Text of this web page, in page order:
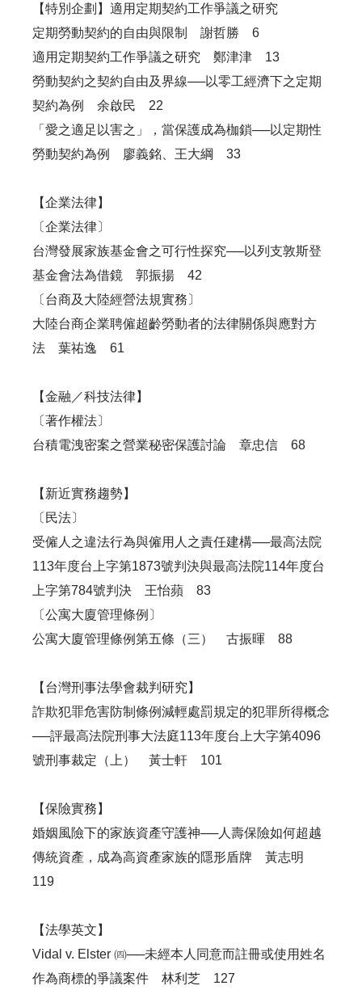
【特別企劃】適用定期契約工作爭議之研究
定期勞動契約的自由與限制 謝哲勝 6
適用定期契約工作爭議之研究 鄭津津 13
勞動契約之契約自由及界線──以零工經濟下之定期
契約為例 余啟民 22
「愛之適足以害之」，當保護成為枷鎖──以定期性
勞動契約為例 廖義銘、王大綱 33
【企業法律】
〔企業法律〕
台灣發展家族基金會之可行性探究──以列支敦斯登
基金會法為借鏡 郭振揚 42
〔台商及大陸經營法規實務〕
大陸台商企業聘僱超齡勞動者的法律關係與應對方
法 葉祐逸 61
【金融／科技法律】
〔著作權法〕
台積電洩密案之營業秘密保護討論 章忠信 68
【新近實務趨勢】
〔民法〕
受僱人之違法行為與僱用人之責任建構──最高法院
113年度台上字第1873號判決與最高法院114年度台
上字第784號判決 王怡蘋 83
〔公寓大廈管理條例〕
公寓大廈管理條例第五條（三） 古振暉 88
【台灣刑事法學會裁判研究】
詐欺犯罪危害防制條例減輕處罰規定的犯罪所得概念
──評最高法院刑事大法庭113年度台上大字第4096
號刑事裁定（上） 黃士軒 101
【保險實務】
婚姻風險下的家族資產守護神──人壽保險如何超越
傳統資產，成為高資產家族的隱形盾牌 黃志明
119
【法學英文】
Vidal v. Elster ㈣──未經本人同意而註冊或使用姓名
作為商標的爭議案件 林利芝 127